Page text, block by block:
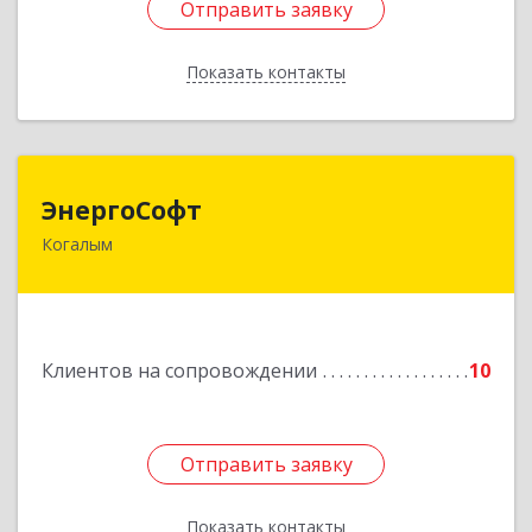
Отправить заявку
Показать контакты
Отправить заявку
Назад
ЭнергоСофт
Когалым
Клиентов на сопровождении 10
Отправить заявку
Показать контакты
628485, Ханты-Мансийский Автономный округ
Подробнее
Отправить заявку
Назад